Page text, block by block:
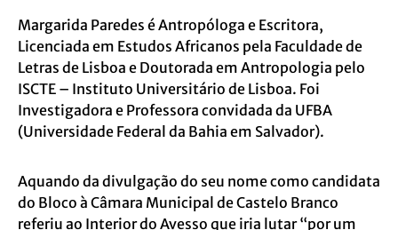
Margarida Paredes é Antropóloga e Escritora,
Licenciada em Estudos Africanos pela Faculdade de
Letras de Lisboa e Doutorada em Antropologia pelo
ISCTE – Instituto Universitário de Lisboa. Foi
Investigadora e Professora convidada da UFBA
(Universidade Federal da Bahia em Salvador).
Aquando da divulgação do seu nome como candidata
do Bloco à Câmara Municipal de Castelo Branco
referiu ao Interior do Avesso que iria lutar “por um